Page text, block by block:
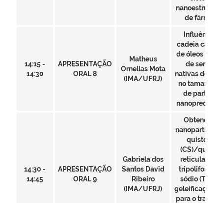
de
14:15 -
14:30
APRESENTAÇÃO
ORAL 8
Matheus
Ornellas Mota
(IMA/UFRJ)
Influência
cadeia
de óleos
de
nativas do
no tamanho
de
14:30 -
14:45
APRESENTAÇÃO
ORAL 9
Gabriela dos
Santos David
Ribeiro
(IMA/UFRJ)
Obtenção
(CS)/
reticulada
sódio (TPP)
geleificação
para o